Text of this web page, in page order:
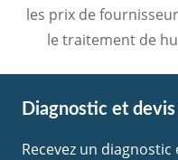
les prix de
le traitement de
Diagnostic et
Recevez un